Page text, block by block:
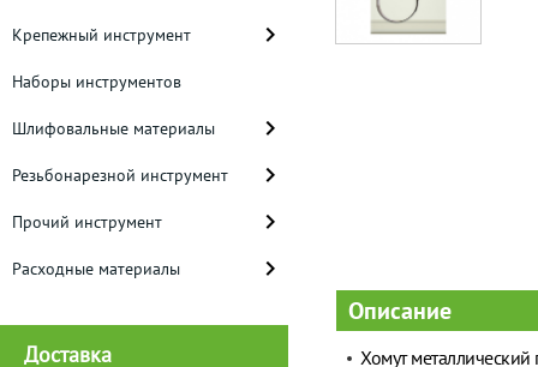
Крепежный инструмент
Наборы инструментов
Шлифовальные материалы
Резьбонарезной инструмент
Прочий инструмент
Расходные материалы
Доставка
Описание
Хомут